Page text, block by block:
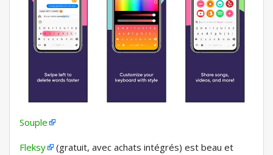
Souple
Fleksy
(gratuit, avec achats intégrés) est beau et